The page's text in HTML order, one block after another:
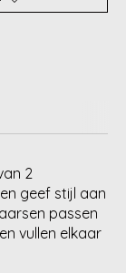
2
geef stijl aan
passen
vullen elkaar